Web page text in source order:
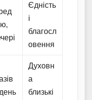
Єдність
і
благосл
овення
Духовн
а
близькі